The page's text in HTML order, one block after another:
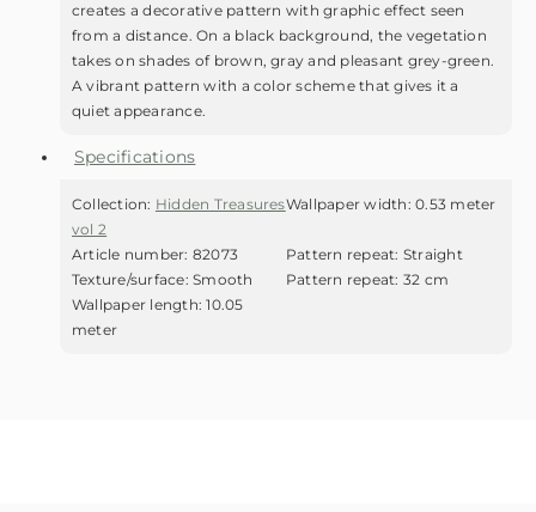
creates a decorative pattern with graphic effect seen
from a distance. On a black background, the vegetation
takes on shades of brown, gray and pleasant grey-green.
A vibrant pattern with a color scheme that gives it a
quiet appearance.
Specifications
Collection: Hidden Treasures
vol 2
Wallpaper width: 0.53 meter
Article number: 82073 Pattern repeat: Straight
Texture/surface: Smooth Pattern repeat: 32 cm
Wallpaper length: 10.05
meter